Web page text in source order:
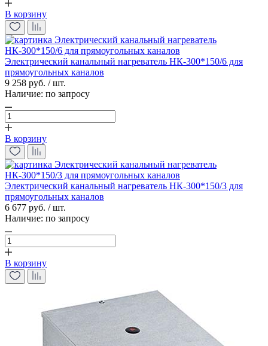
В корзину
Электрический канальный нагреватель НК-300*150/6 для
прямоугольных каналов
9 258 руб. / шт.
Наличие: по запросу
В корзину
Электрический канальный нагреватель НК-300*150/3 для
прямоугольных каналов
6 677 руб. / шт.
Наличие: по запросу
В корзину